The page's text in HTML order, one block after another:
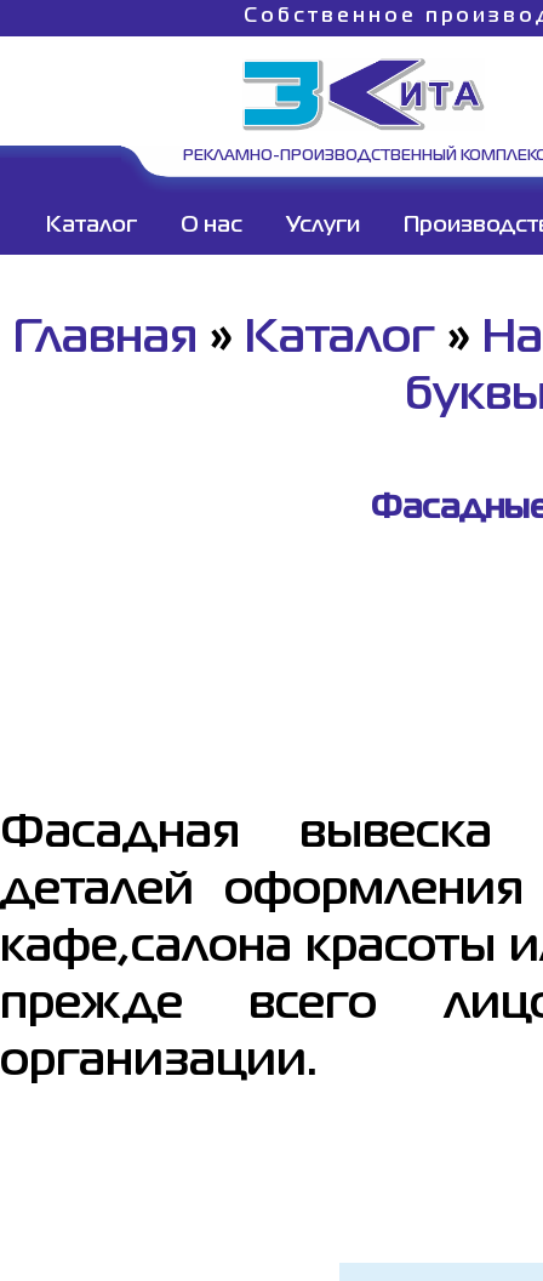
Собственное
РЕКЛАМНО-ПРОИЗВОДСТВЕННЫЙ
Каталог О нас Услуги
Главная » Каталог»
Фасадные
Фасадная
деталей оформления
кафе,салона красоты
прежде всего
организации.